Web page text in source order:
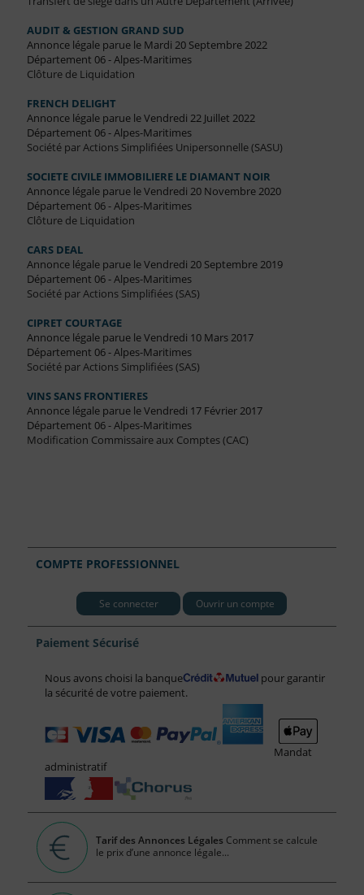
AUDIT & GESTION GRAND SUD
Annonce légale parue le Mardi 20 Septembre 2022
Département 06 - Alpes-Maritimes
Clôture de Liquidation
FRENCH DELIGHT
Annonce légale parue le Vendredi 22 Juillet 2022
Département 06 - Alpes-Maritimes
Société par Actions Simplifiées Unipersonnelle (SASU)
SOCIETE CIVILE IMMOBILIERE LE DIAMANT NOIR
Annonce légale parue le Vendredi 20 Novembre 2020
Département 06 - Alpes-Maritimes
Clôture de Liquidation
CARS DEAL
Annonce légale parue le Vendredi 20 Septembre 2019
Département 06 - Alpes-Maritimes
Société par Actions Simplifiées (SAS)
CIPRET COURTAGE
Annonce légale parue le Vendredi 10 Mars 2017
Département 06 - Alpes-Maritimes
Société par Actions Simplifiées (SAS)
VINS SANS FRONTIERES
Annonce légale parue le Vendredi 17 Février 2017
Département 06 - Alpes-Maritimes
Modification Commissaire aux Comptes (CAC)
COMPTE PROFESSIONNEL
Se connecter Ouvrir un compte
Paiement Sécurisé
Nous avons choisi la banque
pour garantir
la sécurité de votre paiement.
Mandat
administratif
Tarif des Annonces Légales Comment se calcule
le prix d’une annonce légale...